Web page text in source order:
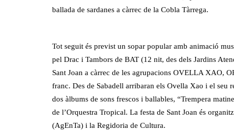
ballada de sardanes a càrrec de la Cobla Tàrrega.
Tot seguit és previst un sopar popular amb animació
pel Drac i Tambors de BAT (12 nit, des dels Jardins
Sant Joan a càrrec de les agrupacions OVELLA XAO,
franc. Des de Sabadell arribaran els Ovella Xao i el seu
dos àlbums de sons frescos i ballables, “Trempera
de l’Orquestra Tropical. La festa de Sant Joan és
(AgEnTa) i la Regidoria de Cultura.